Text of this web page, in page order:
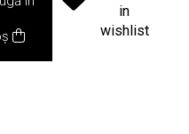
in
wishlist